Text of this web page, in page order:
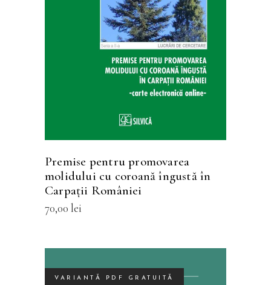
SELECTEAZĂ OPȚIUNILE
Premise pentru promovarea
molidului cu coroană îngustă în
Carpaţii României
70,00 lei
VARIANTĂ PDF GRATUITĂ